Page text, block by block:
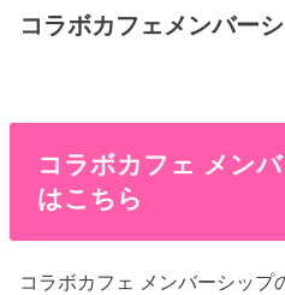
コラボカフェメンバー
コラボカフェ メン
はこちら
コラボカフェ メンバーシップ